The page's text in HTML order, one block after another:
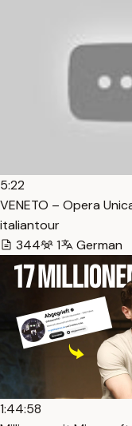
5:22
VENETO – Opera
italiantour
344
1 German
1:44:58